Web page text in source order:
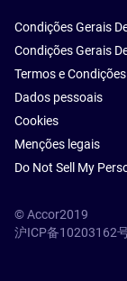
Condições Gerais
Condições Gerais
Termos e
Dados pessoais
Cookies
Menções legais
Do Not Sell My
© Accor2019
沪ICP备10203162